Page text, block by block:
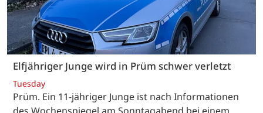
Elfjähriger Junge wird in Prüm schwer verletzt
Tuesday
Prüm. Ein 11-jähriger Junge ist nach Informationen